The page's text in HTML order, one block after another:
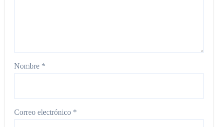
Nombre *
Correo electrónico *